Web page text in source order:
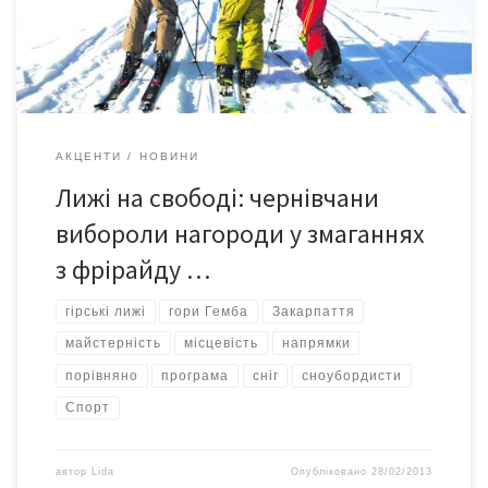
тут майстерність катання саме на непристосованій місцевості
та на […]
АКЦЕНТИ НОВИНИ
Лижі на свободі: чернівчани
вибороли нагороди у змаганнях
з фрірайду …
гірські лижі гори Гемба Закарпаття
майстерність місцевість напрямки
порівняно програма сніг сноубордисти
Спорт
автор Lida Опубліковано28/02/2013